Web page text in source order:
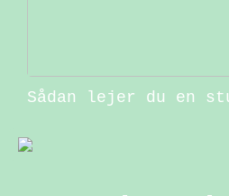
Sådan lejer du en